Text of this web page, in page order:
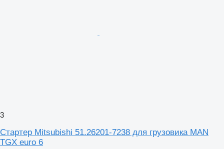
3
Стартер Mitsubishi 51.26201-7238 для грузовика MAN
TGX euro 6